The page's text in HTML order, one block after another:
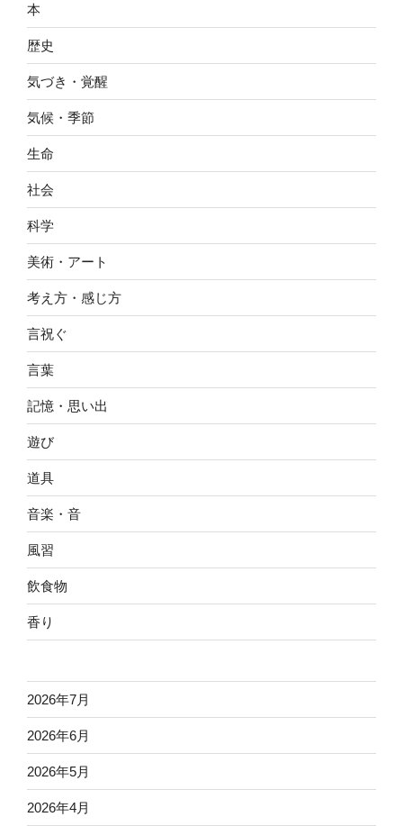
本
歴史
気づき・覚醒
気候・季節
生命
社会
科学
美術・アート
考え方・感じ方
言祝ぐ
言葉
記憶・思い出
遊び
道具
音楽・音
風習
飲食物
香り
2026年7月
2026年6月
2026年5月
2026年4月